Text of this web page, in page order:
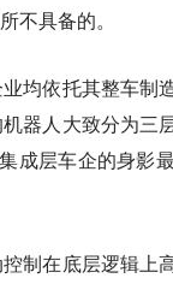
不具备的。
均依托其整车制
器人大致分为三
成层车企的身
制在底层逻辑上